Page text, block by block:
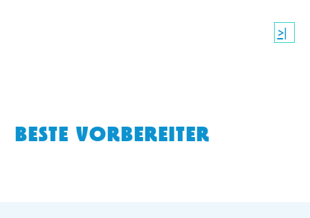
>|
BESTE VORBEREITER